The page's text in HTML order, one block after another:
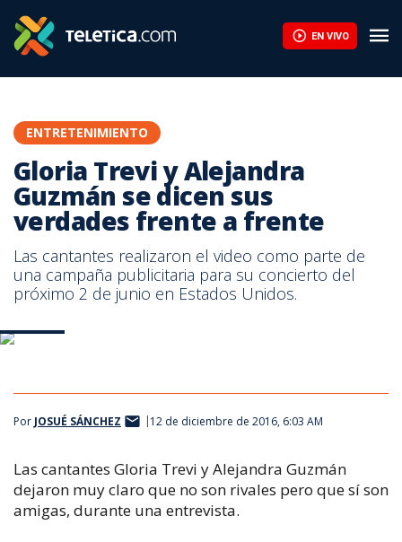
EN VIVO
ENTRETENIMIENTO
Gloria Trevi y Alejandra
Guzmán se dicen sus
verdades frente a frente
Las cantantes realizaron el video como parte de
una campaña publicitaria para su concierto del
próximo 2 de junio en Estados Unidos.
Por JOSUÉ SÁNCHEZ 12 de diciembre de 2016, 6:03 AM
Las cantantes Gloria Trevi y Alejandra Guzmán
dejaron muy claro que no son rivales pero que sí son
amigas, durante una entrevista.